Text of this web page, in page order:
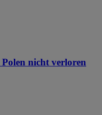
nicht verloren